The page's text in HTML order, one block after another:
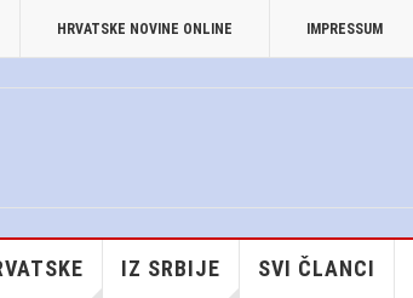
HRVATSKE NOVINE ONLINE IMPRESSUM
IZ SRBIJE SVI ČLANCI